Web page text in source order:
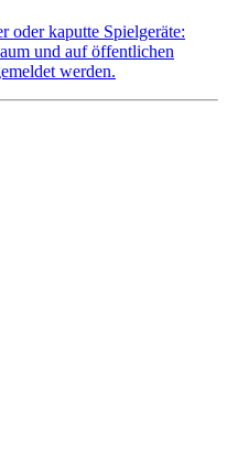
oder kaputte Spielgeräte:
und auf öffentlichen
werden.